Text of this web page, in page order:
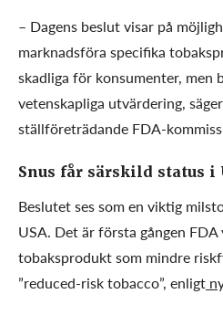
– Dagens beslut visar på
marknadsföra specifika
skadliga för konsumenter, men
vetenskapliga utvärdering,
ställföreträdande FDA-
Snus får särskild status i
Beslutet ses som en viktig
USA. Det är första gången FDA
tobaksprodukt som mindre
”reduced-risk tobacco”, enligt